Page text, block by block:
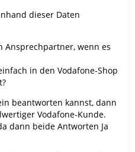
dieser Daten
Ansprechpartner, wenn es
in den Vodafone-Shop
beantworten kannst, dann
Vodafone-Kunde.
dann beide Antworten Ja